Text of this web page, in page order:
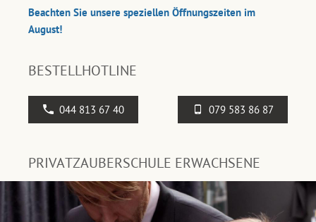
Beachten Sie unsere speziellen Öffnungszeiten im
August!
BESTELLHOTLINE
044 813 67 40 079 583 86 87
PRIVATZAUBERSCHULE ERWACHSENE